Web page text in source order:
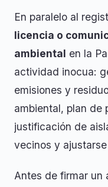
En paralelo al
licencia o
ambiental en la
actividad inocua:
emisiones y
ambiental, plan de
justificación de
vecinos y
Antes de firmar un